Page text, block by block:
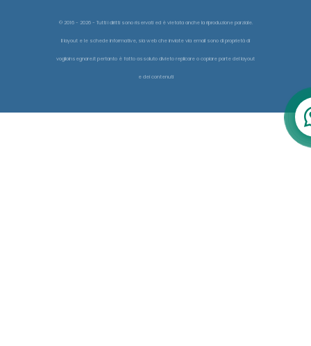
© 2016 - 2026 - Tutti i diritti sono riservati ed è vietata anche la riproduzione parziale.
Il layout e le schede informative, sia web che inviate via email sono di proprietà di
voglioinsegnare.it pertanto è fatto assoluto divieto replicare o copiare parte del layout
e dei contenuti